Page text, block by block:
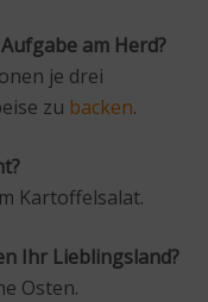
am Herd?
je drei
zu backen.
Kartoffelsalat.
Ihr Lieblingsland?
Osten.